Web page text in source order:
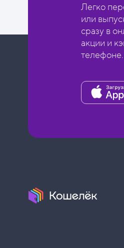
Легко
или
сразу в
акции и
телефоне.